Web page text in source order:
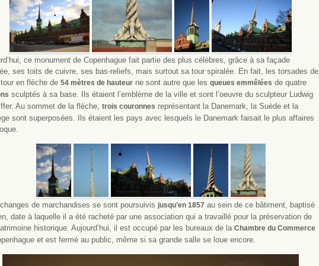
ce monument de Copenhague fait partie des plus célèbres, grâce à sa façade
ses toits de cuivre, ses bas-reliefs, mais surtout sa tour spiralée. En fait, les torsades de
en flèche de 54 mètres de hauteur ne sont autre que les queues emmêlées de quatre
sculptés à sa base. Ils étaient l’emblème de la ville et sont l’oeuvre du sculpteur Ludwig
Au sommet de la flèche, trois couronnes représentant la Danemark, la Suède et la
sont superposées. Ils étaient les pays avec lesquels le Danemark faisait le plus affaires
de marchandises se sont poursuivis jusqu’en 1857 au sein de ce bâtiment, baptisé
date à laquelle il a été racheté par une association qui a travaillé pour la préservation de
historique. Aujourd’hui, il est occupé par les bureaux de la Chambre du Commerce
et est fermé au public, même si sa grande salle se loue encore.